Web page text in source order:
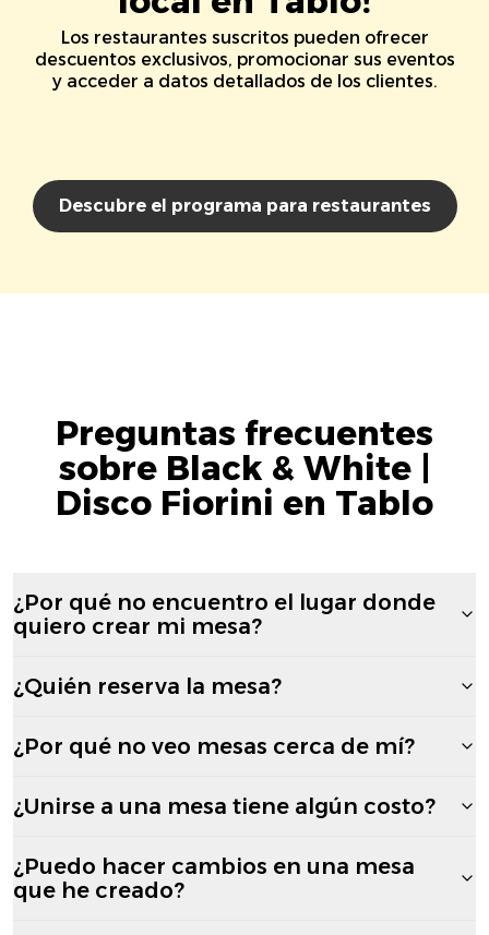
Los restaurantes suscritos pueden ofrecer
descuentos exclusivos, promocionar sus eventos
y acceder a datos detallados de los clientes.
Descubre el programa para restaurantes
Preguntas frecuentes
sobre Black & White |
Disco Fiorini en Tablo
¿Por qué no encuentro el lugar donde
quiero crear mi mesa?
¿Quién reserva la mesa?
¿Por qué no veo mesas cerca de mí?
¿Unirse a una mesa tiene algún costo?
¿Puedo hacer cambios en una mesa
que he creado?